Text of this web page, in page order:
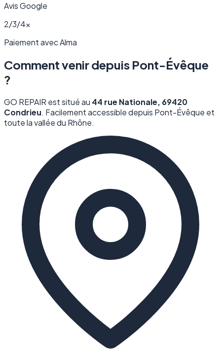
Avis Google
2/3/4×
Paiement avec Alma
Comment venir depuis Pont-Évêque
?
GO REPAIR est situé au 44 rue Nationale, 69420
Condrieu. Facilement accessible depuis Pont-Évêque et
toute la vallée du Rhône.